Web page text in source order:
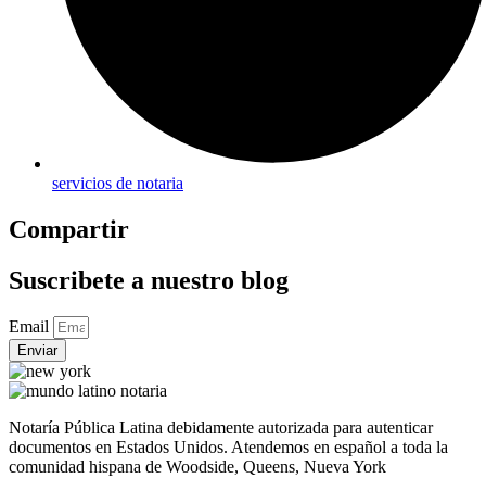
servicios de notaria
Compartir
Suscribete a nuestro blog
Email
Enviar
Notaría Pública Latina debidamente autorizada para autenticar
documentos en Estados Unidos. Atendemos en español a toda la
comunidad hispana de Woodside, Queens, Nueva York